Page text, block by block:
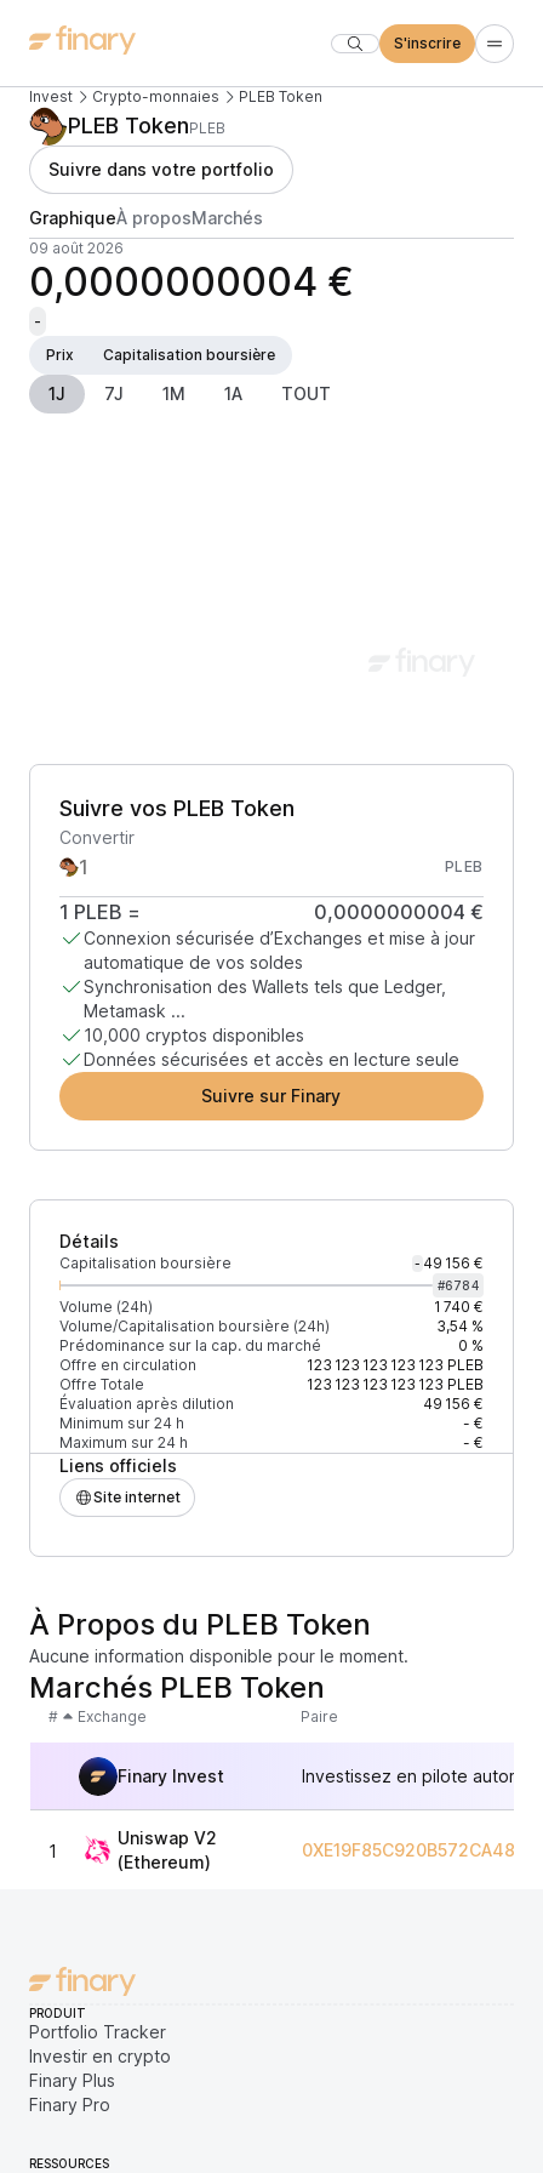
S'inscrire
Invest Crypto-monnaies PLEB Token
PLEB TokenPLEB
Suivre dans votre portfolio
GraphiqueÀ proposMarchés
09 août 2026
0,0000000004 €
-
Prix
Capitalisation boursière
1J 7J 1M 1A TOUT
Suivre vos PLEB Token
Convertir
PLEB
1 PLEB = 0,0000000004 €
Connexion sécurisée d’Exchanges et mise à jour
automatique de vos soldes
Synchronisation des Wallets tels que Ledger,
Metamask ...
10,000 cryptos disponibles
Données sécurisées et accès en lecture seule
Suivre sur Finary
Détails
Capitalisation boursière - 49 156 €
#6784
Volume (24h)
1 740 €
Volume/Capitalisation boursière (24h)
3,54 %
Prédominance sur la cap. du marché
0 %
Offre en circulation
123 123 123 123 123 PLEB
Offre Totale
123 123 123 123 123 PLEB
Évaluation après dilution
49 156 €
Minimum sur 24 h
- €
Maximum sur 24 h
- €
Liens officiels
Site internet
À Propos du PLEB Token
Aucune information disponible pour le moment.
Marchés PLEB Token
# Exchange Paire
Finary Invest Investissez en pilote
1
Uniswap V2
(Ethereum)
PRODUIT
Portfolio Tracker
Investir en crypto
Finary Plus
Finary Pro
RESSOURCES